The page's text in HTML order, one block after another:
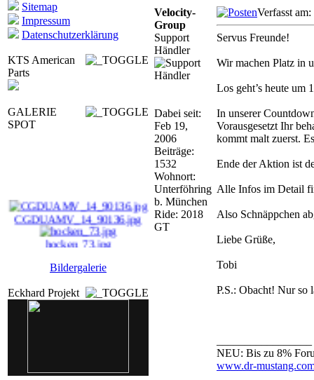
Sitemap
Impressum
Datenschutzerklärung
KTS American
Parts
GALERIE
SPOT
CGDUAMV_14_90136.jpg
hocken_73.jpg
100jahre_koeln03_086 ...
usa_ANPmue_1_19_9008 ...
Bildergalerie
Eckhard Projekt
Velocity-
Group
Support
Händler
Dabei seit:
Feb 19,
2006
Beiträge:
1532
Wohnort:
Unterföhring
b. München
Ride: 2018
GT
Verfasst
Servus Freunde!
Wir machen Platz in
Los geht’s heute um
In unserer
Vorausgesetzt Ihr
kommt malt zuerst.
Ende der Aktion ist
Alle Infos im Detail
Also Schnäppchen
Liebe Grüße,
Tobi
P.S.: Obacht! Nur so
NEU: Bis zu 8%
www.dr-